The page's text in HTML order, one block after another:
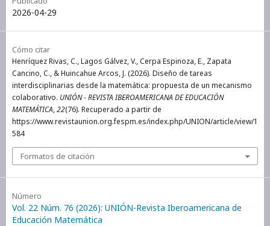
2026-04-29
Cómo citar
Henríquez Rivas, C., Lagos Gálvez, V., Cerpa Espinoza, E., Zapata
Cancino, C., & Huincahue Arcos, J. (2026). Diseño de tareas
interdisciplinarias desde la matemática: propuesta de un mecanismo
colaborativo. UNIÓN - REVISTA IBEROAMERICANA DE EDUCACIÓN
MATEMÁTICA,22(76). Recuperado a partir de
https://www.revistaunion.org.fespm.es/index.php/UNION/article/view/1
584
Formatos de citación
Número
Vol. 22 Núm. 76 (2026): UNIÓN-Revista Iberoamericana de
Educación Matemática